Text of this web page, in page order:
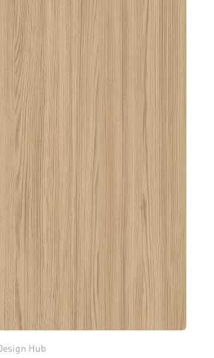
Hub